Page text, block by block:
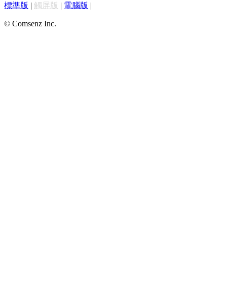
標準版 | 觸屏版 | 電腦版 |
© Comsenz Inc.